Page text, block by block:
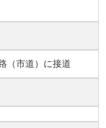
（市道）に接道